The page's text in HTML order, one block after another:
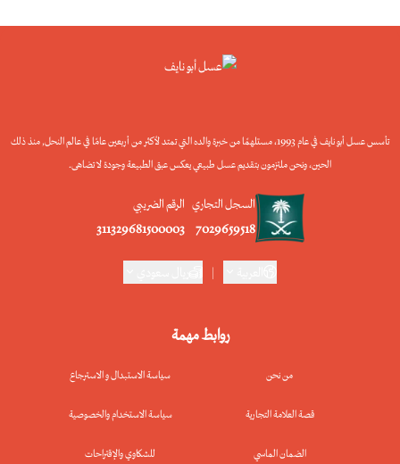
روابط مهمة
من نحن
قصة العلامة التجارية
الضمان الماسي
سياسة الاستبدال و الاسترجاع
سياسة الاستخدام والخصوصية
للشكاوي والإقتراحات
تأسس عسل أبو نايف في عام 1993، مستلهمًا من خبرة والده التي تمتد لأكثر من أربعين عامًا في عالم النحل, منذ ذلك
الحين، ونحن ملتزمون بتقديم عسل طبيعي يعكس عبق الطبيعة وجودة لا تضاهى.
السجل التجاري
7029659518
الرقم الضريبي
311329681500003
|